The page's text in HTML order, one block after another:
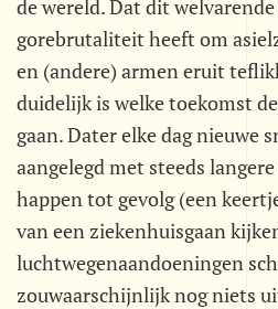
de wereld. Dat dit
gorebrutaliteit heeft om
en (andere) armen eruit
duidelijk is welke toekomst
gaan. Dater elke dag nieuwe
aangelegd met steeds
happen tot gevolg (een
van een ziekenhuisgaan
luchtwegenaandoeningen
zouwaarschijnlijk nog niets